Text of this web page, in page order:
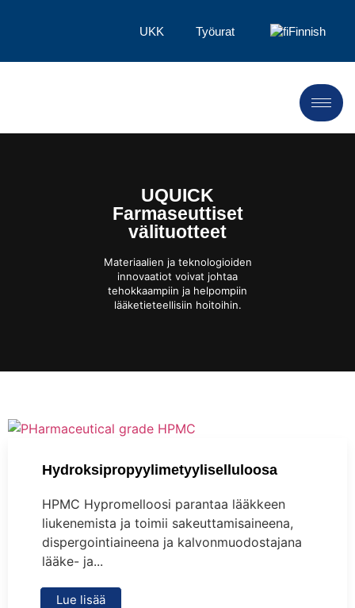
UKK Työurat Finnish
UQUICK
Farmaseuttiset
välituotteet
Materiaalien ja teknologioiden
innovaatiot voivat johtaa
tehokkaampiin ja helpompiin
lääketieteellisiin hoitoihin.
Hydroksipropyylimetyyliselluloosa
HPMC Hypromelloosi parantaa lääkkeen
liukenemista ja toimii sakeuttamisaineena,
dispergointiaineena ja kalvonmuodostajana
lääke- ja...
Lue lisää